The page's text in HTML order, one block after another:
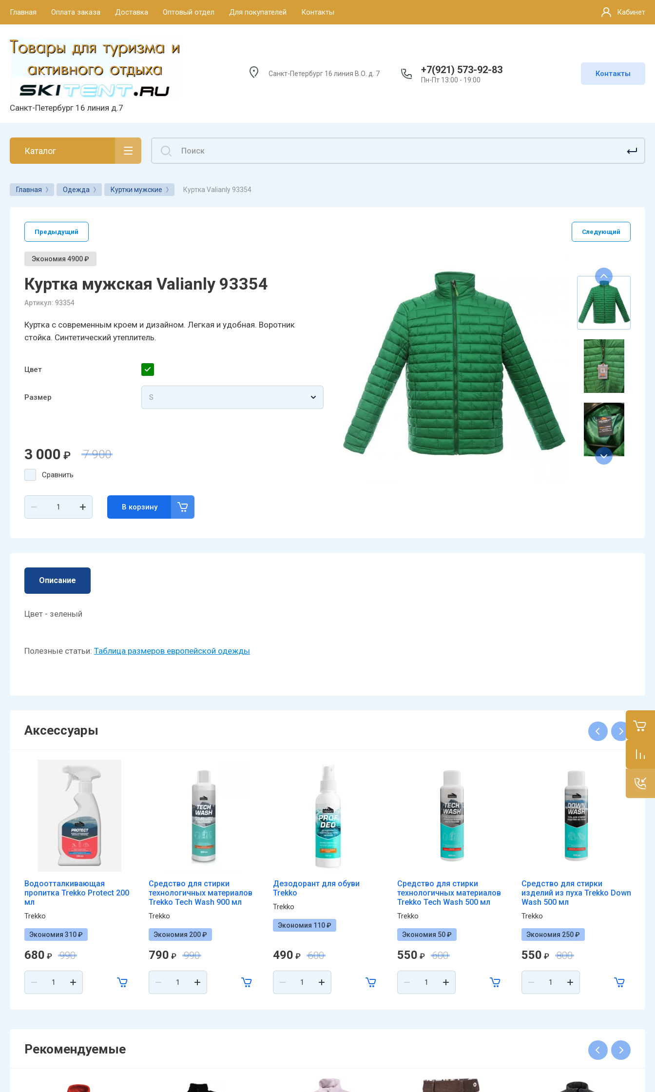
Главная Оплата заказа Доставка Оптовый отдел Для покупателей Контакты Кабинет
Санкт-Петербург 16 линия д.7
Санкт-Петербург 16 линия В.О. д. 7 +7(921) 573-92-83
Пн-Пт 13:00 - 19:00
Контакты
Каталог
Главная Одежда Куртки мужские Куртка Valianly 93354
Предыдущий Следующий
Экономия 4900 ₽
Куртка мужская Valianly 93354
Артикул: 93354
Куртка с современным кроем и дизайном. Легкая и удобная. Воротник
стойка. Синтетический утеплитель.
Цвет
Размер
7 900
3 000 ₽
Сравнить
В корзину
Описание
Цвет - зеленый
Полезные статьи: Таблица размеров европейской одежды
Аксессуары
Водоотталкивающая
пропитка Trekko Protect 200
мл
Trekko
Экономия 310 ₽
680 ₽ 990
Средство для стирки
технологичных материалов
Trekko Tech Wash 900 мл
Trekko
Экономия 200 ₽
790 ₽ 990
Дезодорант для обуви
Trekko
Trekko
Экономия 110 ₽
490 ₽ 600
Средство для стирки
технологичных материалов
Trekko Tech Wash 500 мл
Trekko
Экономия 50 ₽
550 ₽ 600
Средство для стирки
изделий из пуха Trekko Down
Wash 500 мл
Trekko
Экономия 250 ₽
550 ₽ 800
Рекомендуемые